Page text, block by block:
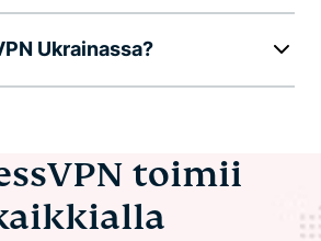
Ukrainassa?
toimii